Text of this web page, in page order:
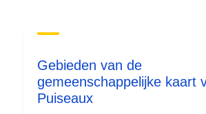
4bb9-bf2f-
Soort:
Gebieden van de
gemeenschappelijke kaart
Puiseaux